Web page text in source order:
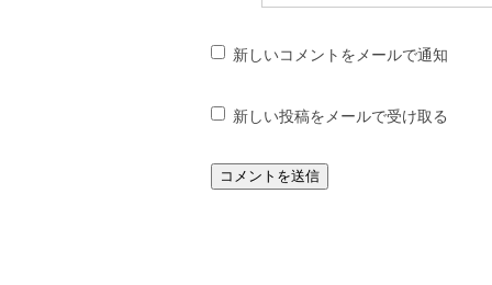
新しいコメントをメールで通知
新しい投稿をメールで受け取る